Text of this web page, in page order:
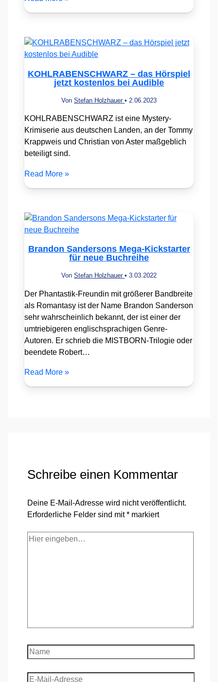
KOHLRABENSCHWARZ – das Hörspiel
jetzt kostenlos bei Audible
Von Stefan Holzhauer • 2.06.2023
KOHLRABENSCHWARZ ist eine Mystery-
Krimiserie aus deutschen Landen, an der Tommy
Krappweis und Christian von Aster maßgeblich
beteiligt sind.
Read More »
Brandon Sandersons Mega-Kickstarter
für neue Buchreihe
Von Stefan Holzhauer • 3.03.2022
Der Phantastik-Freundin mit größerer Bandbreite
als Romantasy ist der Name Brandon Sanderson
sehr wahrscheinlich bekannt, der ist einer der
umtriebigeren englischsprachigen Genre-
Autoren. Er schrieb die MISTBORN-Trilogie oder
beendete Robert…
Read More »
Schreibe einen Kommentar
Deine E-Mail-Adresse wird nicht veröffentlicht.
Erforderliche Felder sind mit* markiert
Hier
Name
E-